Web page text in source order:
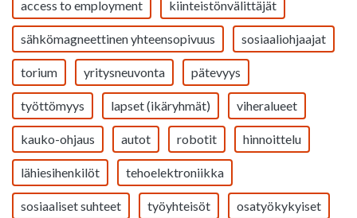
access to employment kiinteistönvälittäjät
sähkömagneettinen yhteensopivuus sosiaaliohjaajat
torium yritysneuvonta pätevyys
työttömyys lapset (ikäryhmät) viheralueet
kauko-ohjaus autot robotit hinnoittelu
lähiesihenkilöt tehoelektroniikka
sosiaaliset suhteet työyhteisöt osatyökykyiset